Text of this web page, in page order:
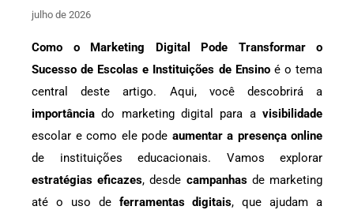
julho de 2026
Como o Marketing Digital Pode Transformar o
Sucesso de Escolas e Instituições de Ensinoé o tema
central deste artigo. Aqui, você descobrirá a
importância do marketing digital para a visibilidade
escolar e como ele pode aumentar a presença online
de instituições educacionais. Vamos explorar
estratégias eficazes, desde campanhasde marketing
até o uso de ferramentas digitais, que ajudam a